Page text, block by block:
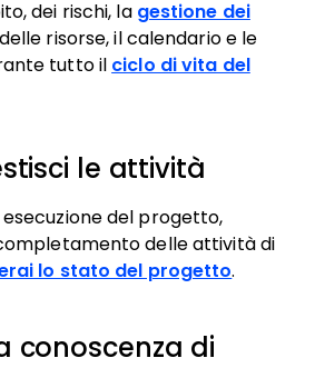
dei rischi, la gestione dei
risorse, il calendario e le
tutto il ciclo di vita del
le attività
del progetto,
delle attività di
lo stato del progetto.
conoscenza di